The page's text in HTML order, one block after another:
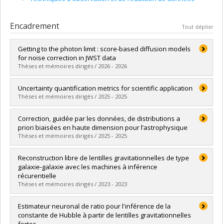
Encadrement Tout déplier
Getting to the photon limit : score-based diffusion models
for noise correction in JWST data
Thèses et mémoires dirigés / 2026 - 2026
Diplômé(e) :Salhi, Salma
Cycle : Maîtrise
Diplôme obtenu :M. Sc.
Lien vers le document dans Papyrus
Uncertainty quantification metrics for scientific application
Thèses et mémoires dirigés / 2025 - 2025
Diplômé(e) :Sharief, Sammy
Cycle :Maîtrise
Diplôme obtenu :M. Sc.
Lien vers le document dans Papyrus
Correction, guidée par les données, de distributions a
priori biaisées en haute dimension pour l’astrophysique
Thèses et mémoires dirigés / 2025 - 2025
Diplômé(e) :Barco, Gabriel Missael
Cycle :Maîtrise
Diplôme obtenu :
Lien vers le document dans Papyrus
Reconstruction libre de lentilles gravitationnelles de type
galaxie-galaxie avec les machines à inférence
récurentielle
Thèses et mémoires dirigés / 2023 - 2023
Diplômé(e) :Adam, Alexandre
Cycle :Maîtrise
Estimateur neuronal de ratio pour l'inférence de la
constante de Hubble à partir de lentilles gravitationnelles